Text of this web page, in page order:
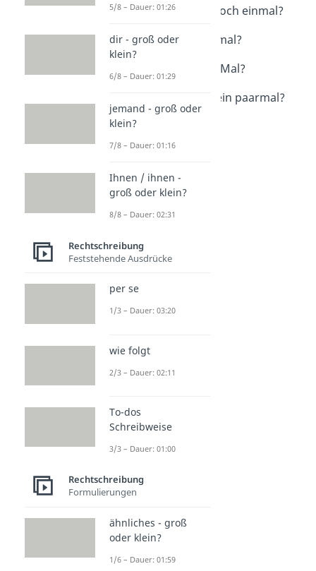
nocheinmal oder noch einmal?
schonmal / schon mal?
Dauer: 01:14
zweimal oder zwei Mal?
Dauer: 01:06
ein paar Mal oder ein paarmal?
Dauer: 01:09
5/8 – Dauer: 01:26
dir - groß oder
klein?
6/8 – Dauer: 01:29
jemand - groß oder
klein?
7/8 – Dauer: 01:16
Ihnen / ihnen -
groß oder klein?
8/8 – Dauer: 02:31
Rechtschreibung
Feststehende Ausdrücke
per se
1/3 – Dauer: 03:20
wie folgt
2/3 – Dauer: 02:11
To-dos
Schreibweise
3/3 – Dauer: 01:00
Rechtschreibung
Formulierungen
ähnliches - groß
oder klein?
1/6 – Dauer: 01:59